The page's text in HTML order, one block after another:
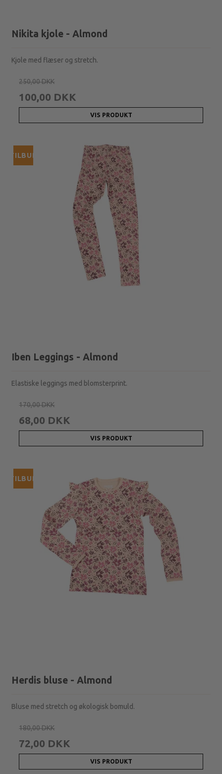
Nikita kjole - Almond
Kjole med flæser og stretch.
250,00 DKK
100,00 DKK
VIS PRODUKT
TILBUD
Iben Leggings - Almond
Elastiske leggings med blomsterprint.
170,00 DKK
68,00 DKK
VIS PRODUKT
TILBUD
Herdis bluse - Almond
Bluse med stretch og økologisk bomuld.
180,00 DKK
72,00 DKK
VIS PRODUKT